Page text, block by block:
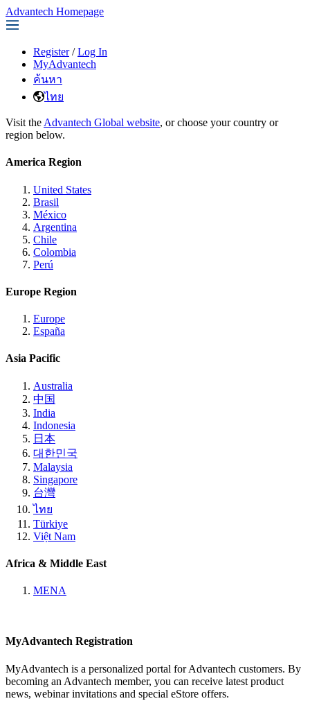
Advantech Homepage
Register / Log In
MyAdvantech
ค้นหา
ไทย
Visit the Advantech Global website, or choose your country or
region below.
America Region
United States
Brasil
México
Argentina
Chile
Colombia
Perú
Europe Region
Europe
España
Asia Pacific
Australia
中国
India
Indonesia
日本
대한민국
Malaysia
Singapore
台灣
ไทย
Türkiye
Việt Nam
Africa & Middle East
MENA
MyAdvantech Registration
MyAdvantech is a personalized portal for Advantech customers. By
becoming an Advantech member, you can receive latest product
news, webinar invitations and special eStore offers.